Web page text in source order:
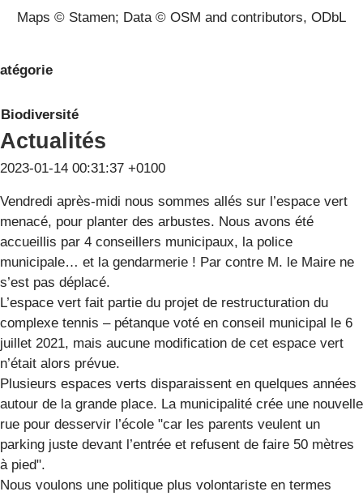
Maps © Stamen; Data © OSM and contributors, ODbL
Biodiversité
Actualités
2023-01-14 00:31:37 +0100
Vendredi après-midi nous sommes allés sur l’espace vert
menacé, pour planter des arbustes. Nous avons été
accueillis par 4 conseillers municipaux, la police
municipale… et la gendarmerie ! Par contre M. le Maire ne
s’est pas déplacé.
L’espace vert fait partie du projet de restructuration du
complexe tennis – pétanque voté en conseil municipal le 6
juillet 2021, mais aucune modification de cet espace vert
n’était alors prévue.
Plusieurs espaces verts disparaissent en quelques années
autour de la grande place. La municipalité crée une nouvelle
rue pour desservir l’école "car les parents veulent un
parking juste devant l’entrée et refusent de faire 50 mètres
à pied".
Nous voulons une politique plus volontariste en termes